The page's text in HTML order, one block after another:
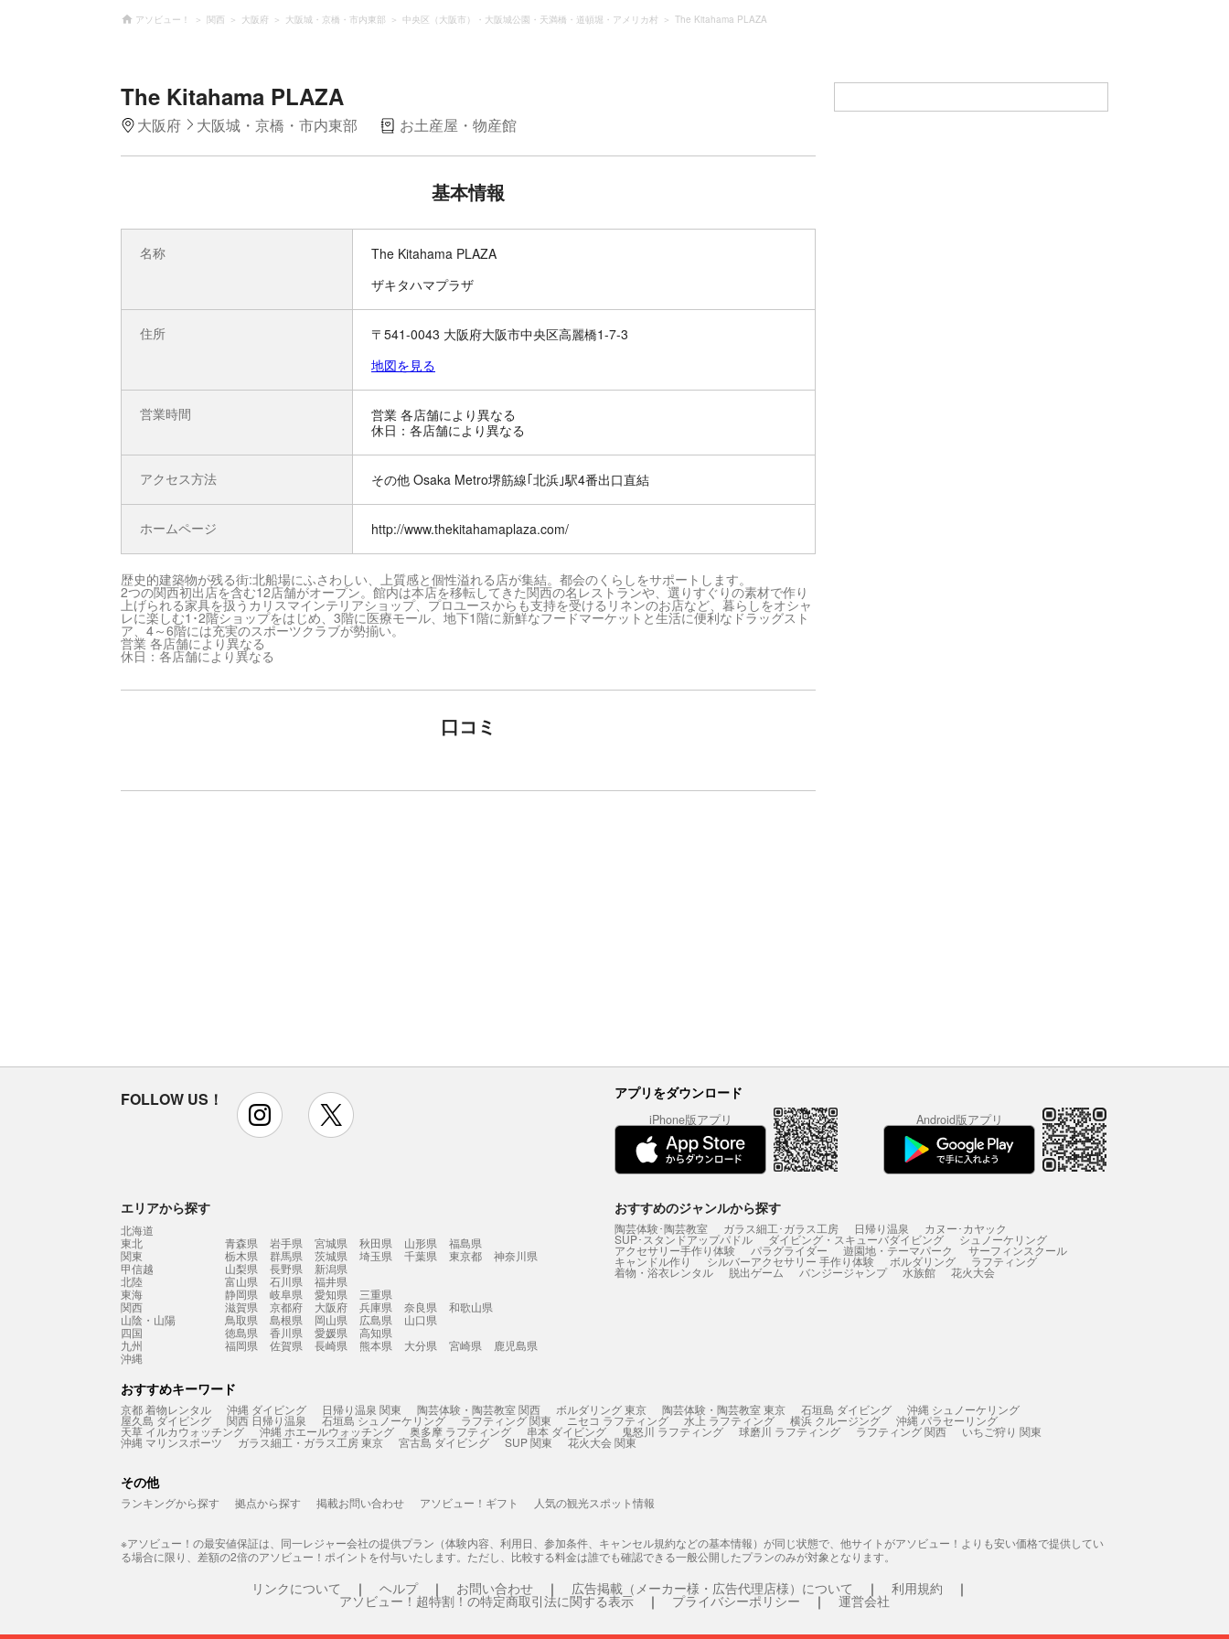
アソビュー！ 関西 大阪府 大阪城・京橋・市内東部 中央区（大阪市）・大阪城公園・天満橋・道頓堀・アメリカ村 The Kitahama PLAZA
The Kitahama PLAZA
大阪府 大阪城・京橋・市内東部 お土産屋・物産館
基本情報
名称
The Kitahama PLAZA
ザキタハマプラザ
住所
〒541-0043 大阪府大阪市中央区高麗橋1-7-3
地図を見る
営業時間
営業 各店舗により異なる
休日：各店舗により異なる
アクセス方法 その他 Osaka Metro堺筋線｢北浜｣駅4番出口直結
ホームページ http://www.thekitahamaplaza.com/
歴史的建築物が残る街:北船場にふさわしい、上質感と個性溢れる店が集結。都会のくらしをサポートします。
2つの関西初出店を含む12店舗がオープン。館内は本店を移転してきた関西の名レストランや、選りすぐりの素材で作り
上げられる家具を扱うカリスマインテリアショップ、プロユースからも支持を受けるリネンのお店など、暮らしをオシャ
レに楽しむ1･2階ショップをはじめ、3階に医療モール、地下1階に新鮮なフードマーケットと生活に便利なドラッグスト
ア、4～6階には充実のスポーツクラブが勢揃い。
営業 各店舗により異なる
休日：各店舗により異なる
口コミ
FOLLOW US！ instagram アプリをダウンロード
iPhone版アプリ Android版アプリ
エリアから探す
北海道
東北
青森県 岩手県 宮城県 秋田県 山形県
福島県
関東
栃木県 群馬県 茨城県 埼玉県 千葉県 東京都
神奈川県
甲信越
山梨県 長野県
新潟県
北陸
富山県 石川県
福井県
東海
静岡県 岐阜県 愛知県
三重県
関西
滋賀県 京都府 大阪府 兵庫県 奈良県
和歌山県
山陰・山陽
鳥取県 島根県 岡山県 広島県
山口県
四国
徳島県 香川県 愛媛県
高知県
九州
福岡県 佐賀県 長崎県 熊本県 大分県 宮崎県
鹿児島県
沖縄
おすすめのジャンルから探す
陶芸体験･陶芸教室 ガラス細工･ガラス工房 日帰り温泉 カヌー･カヤック
SUP･スタンドアップパドル ダイビング・スキューバダイビング シュノーケリング
アクセサリー手作り体験 パラグライダー 遊園地・テーマパーク サーフィンスクール
キャンドル作り シルバーアクセサリー 手作り体験 ボルダリング ラフティング
着物・浴衣レンタル 脱出ゲーム バンジージャンプ 水族館 花火大会
おすすめキーワード
京都 着物レンタル 沖縄 ダイビング 日帰り温泉 関東 陶芸体験・陶芸教室 関西 ボルダリング 東京 陶芸体験・陶芸教室 東京 石垣島 ダイビング 沖縄 シュノーケリング
屋久島 ダイビング 関西 日帰り温泉 石垣島 シュノーケリング ラフティング 関東 ニセコ ラフティング 水上 ラフティング 横浜 クルージング 沖縄 パラセーリング
天草 イルカウォッチング 沖縄 ホエールウォッチング 奥多摩 ラフティング 串本 ダイビング 鬼怒川 ラフティング 球磨川 ラフティング ラフティング 関西 いちご狩り 関東
沖縄 マリンスポーツ ガラス細工・ガラス工房 東京 宮古島 ダイビング SUP 関東 花火大会 関東
その他
ランキングから探す 拠点から探す 掲載お問い合わせ アソビュー！ギフト 人気の観光スポット情報
※アソビュー！の最安値保証は、同一レジャー会社の提供プラン（体験内容、利用日、参加条件、キャンセル規約などの基本情報）が同じ状態で、他サイトがアソビュー！よりも安い価格で提供してい
る場合に限り、差額の2倍のアソビュー！ポイントを付与いたします。ただし、比較する料金は誰でも確認できる一般公開したプランのみが対象となります。
リンクについて ヘルプ お問い合わせ 広告掲載（メーカー様・広告代理店様）について 利用規約
アソビュー！超特割！の特定商取引法に関する表示 プライバシーポリシー 運営会社